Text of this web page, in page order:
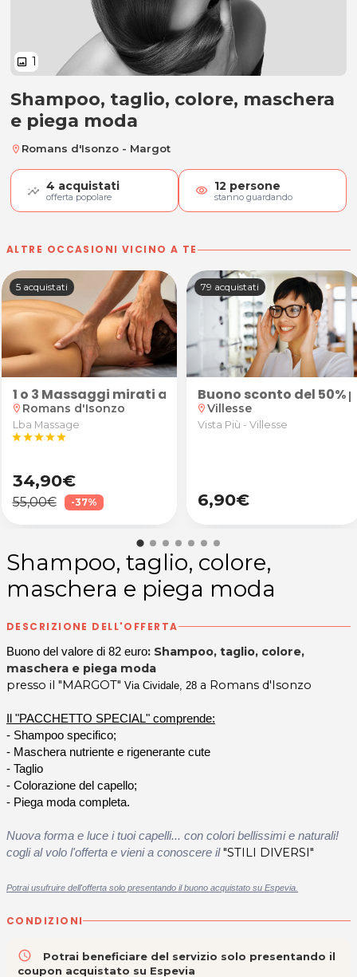
image 1
Shampoo, taglio, colore,
Shampoo, taglio, colore, maschera
e piega moda
location_on Romans d'Isonzo - Margot
4 acquistati
offerta popolare visibility 12 persone
stanno guardando
ALTRE OCCASIONI VICINO A TE
spagnolo, latino o greco per ragazzi delle
riflessologia plantare abbinati a trattamento
5 acquistati
1 o 3 Massaggi mirati a cervicale e schiena da LBA
location_on Romans d'Isonzo
Lba Massage
starstarstarstarstar
34,90€
55,00€ -37%
79 acquistati
Buono sconto del
location_on Villesse
Vista Più - Villesse
6,90€
Shampoo, taglio, colore,
maschera e piega moda
DESCRIZIONE DELL'OFFERTA
Buono del valore di 82 euro: Shampoo, taglio, colore,
maschera e piega moda
presso il "MARGOT" Via Cividale, 28 a Romans d'Isonzo
Il "PACCHETTO SPECIAL" comprende:
- Shampoo specifico;
- Maschera nutriente e rigenerante cute
- Taglio
- Colorazione del capello;
- Piega moda completa.
Nuova forma e luce i tuoi capelli... con colori bellissimi e naturali!
cogli al volo l'offerta e vieni a conoscere il"STILI DIVERSI"
Potrai usufruire dell'offerta solo presentando il buono acquistato su Espevia.
CONDIZIONI
access_time
Potrai beneficiare del servizio solo presentando il
coupon acquistato su Espevia